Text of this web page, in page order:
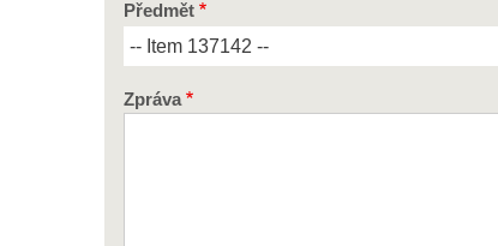
Předmět
Zpráva